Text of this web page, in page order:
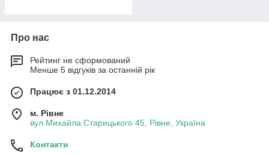
Про нас
Рейтинг не сформований
Менше 5 відгуків за останній рік
Працює з 01.12.2014
м. Рівне
вул.Михайла Старицького 45, Рівне, Україна
Контакти